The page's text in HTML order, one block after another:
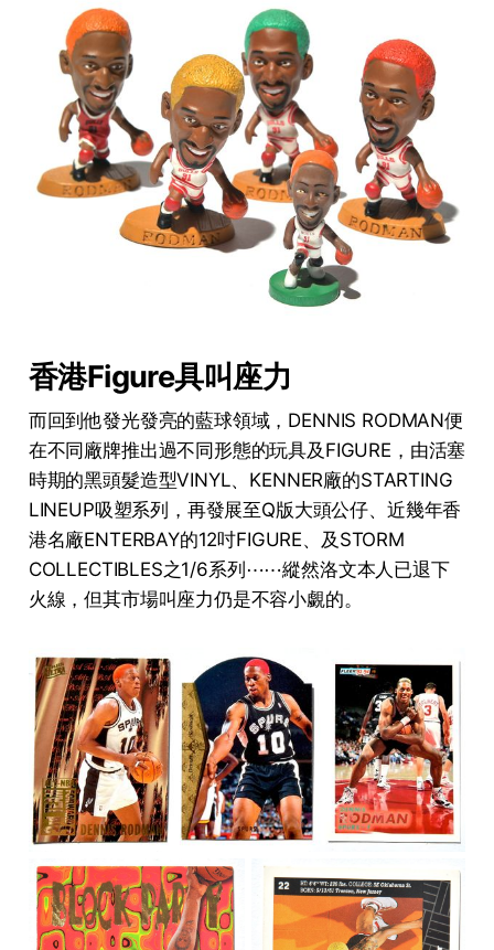
香港Figure具叫座力
而回到他發光發亮的藍球領域，DENNIS RODMAN便
在不同廠牌推出過不同形態的玩具及FIGURE，由活塞
時期的黑頭髮造型VINYL、KENNER廠的STARTING
LINEUP吸塑系列，再發展至Q版大頭公仔、近幾年香
港名廠ENTERBAY的12吋FIGURE、及STORM
COLLECTIBLES之1/6系列⋯⋯縱然洛文本人已退下
火線，但其市場叫座力仍是不容小覷的。